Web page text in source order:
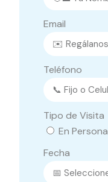
Email
Teléfono
Tipo de Visita
En Persona
Fecha